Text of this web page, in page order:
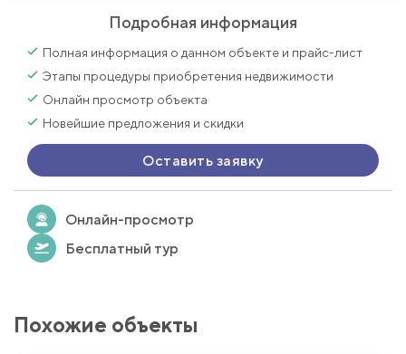
Подробная информация
Полная информация о данном объекте и прайс-лист
Этапы процедуры приобретения недвижимости
Онлайн просмотр объекта
Новейшие предложения и скидки
Оставить заявку
Онлайн-просмотр
Бесплатный тур
Похожие объекты